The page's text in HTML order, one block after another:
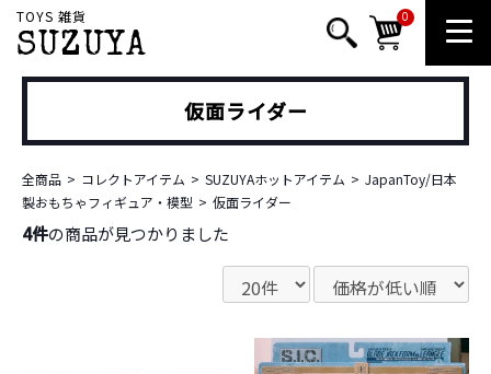
TOYS 雑貨
SUZUYA
0
仮面ライダー
全商品 コレクトアイテム SUZUYAホットアイテム
JapanToy/日本
製おもちゃフィギュア・模型
仮面ライダー
4件の商品が見つかりました